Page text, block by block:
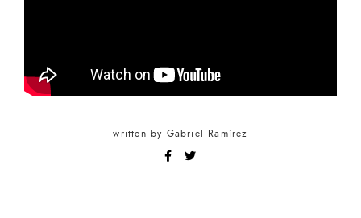
written by Gabriel Ramírez